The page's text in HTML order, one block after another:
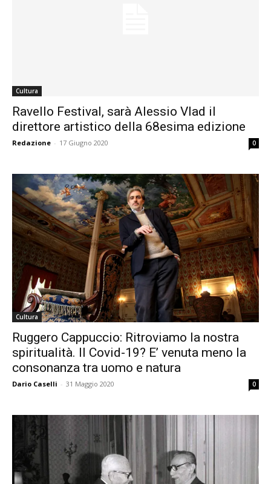
Cultura
Ravello Festival, sarà Alessio Vlad il
direttore artistico della 68esima edizione
Redazione - 17 Giugno 2020 0
Cultura
Ruggero Cappuccio: Ritroviamo la nostra
spiritualità. Il Covid-19? E’ venuta meno la
consonanza tra uomo e natura
Dario Caselli - 31 Maggio 2020 0